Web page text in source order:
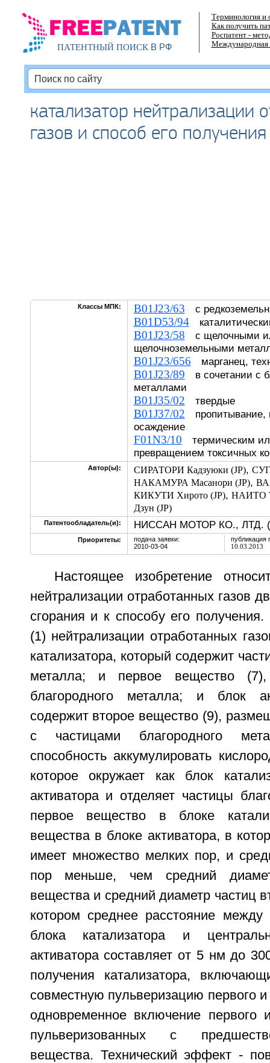
ПАТЕНТНЫЙ ПОИСКВ РФ
Терминология и
Как получить
Роспатент -
Международная
катализатор нейтрализации
газов и способ его получения
Классы МПК: B01J23/63 с
B01D53/94
B01J23/58 с щелочными
щелочноземельными
B01J23/656 марганец,
B01J23/89 в сочетании с
металлами
B01J35/02 твердые
B01J37/02 пропитывание,
осаждение
F01N3/10 термическим
превращением токсичных
Автор(ы): СИРАТОРИ Кадзуюки (JP),
НАКАМУРА Масанори (JP),
КИКУТИ Хирото (JP), НАИТО
Дзун (JP)
Патентообладатель(и): НИССАН МОТОР КО., ЛТД.
Приоритеты:
подача заявки:
2010-03-04
публикация
10.03.2013
Настоящее изобретение
нейтрализации отработанных газов
сгорания и к способу его
(1) нейтрализации отработанных
катализатора, который содержит
металла; и первое вещество
благородного металла; и блок
содержит второе вещество (9),
с частицами благородного
способность аккумулировать
которое окружает как блок
активатора и отделяет частицы
первое вещество в блоке
вещества в блоке активатора, в
имеет множество мелких пор, и
пор меньше, чем средний
вещества и средний диаметр частиц
котором среднее расстояние между
блока катализатора и
активатора составляет от 5 нм до
получения катализатора,
совместную пульверизацию первого
одновременное включение первого
пульверизованных с
вещества. Технический эффект -